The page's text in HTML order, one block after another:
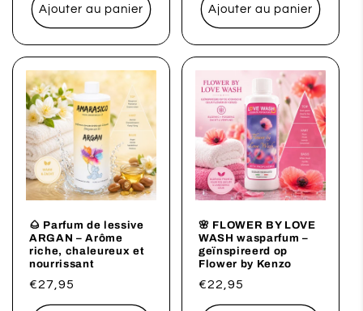
Ajouter au panier Ajouter au panier
🌰 Parfum de lessive
ARGAN – Arôme
riche, chaleureux et
nourrissant
Prix
habituel
€27,95
🌸 FLOWER BY LOVE
WASH wasparfum –
geïnspireerd op
Flower by Kenzo
Prix
habituel
€22,95